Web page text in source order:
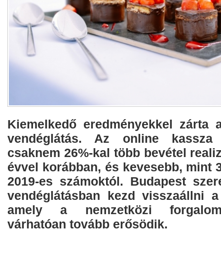
Kiemelkedő eredményekkel zárta
vendéglátás. Az online kassza
csaknem 26%-kal több bevétel
évvel korábban, és kevesebb, mint
2019-es számoktól. Budapest
vendéglátásban kezd visszaállni
amely a nemzetközi
várhatóan tovább erősödik.